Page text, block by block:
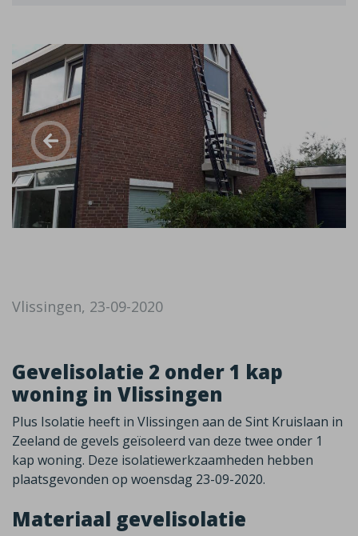
Vlissingen, 23-09-2020
Gevelisolatie 2 onder 1 kap
woning in Vlissingen
Plus Isolatie heeft in Vlissingen aan de Sint Kruislaan in
Zeeland de gevels geïsoleerd van deze twee onder 1
kap woning. Deze isolatiewerkzaamheden hebben
plaatsgevonden op woensdag 23-09-2020.
Materiaal gevelisolatie